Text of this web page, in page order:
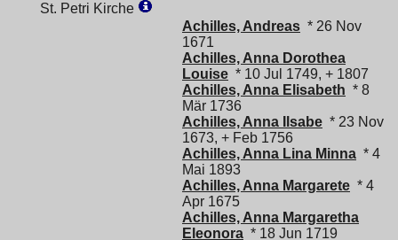
St. Petri Kirche
Achilles, Andreas * 26 Nov
1671
Achilles, Anna Dorothea
Louise * 10 Jul 1749, + 1807
Achilles, Anna Elisabeth * 8
Mär 1736
Achilles, Anna Ilsabe * 23 Nov
1673, + Feb 1756
Achilles, Anna Lina Minna * 4
Mai 1893
Achilles, Anna Margarete * 4
Apr 1675
Achilles, Anna Margaretha
Eleonora * 18 Jun 1719